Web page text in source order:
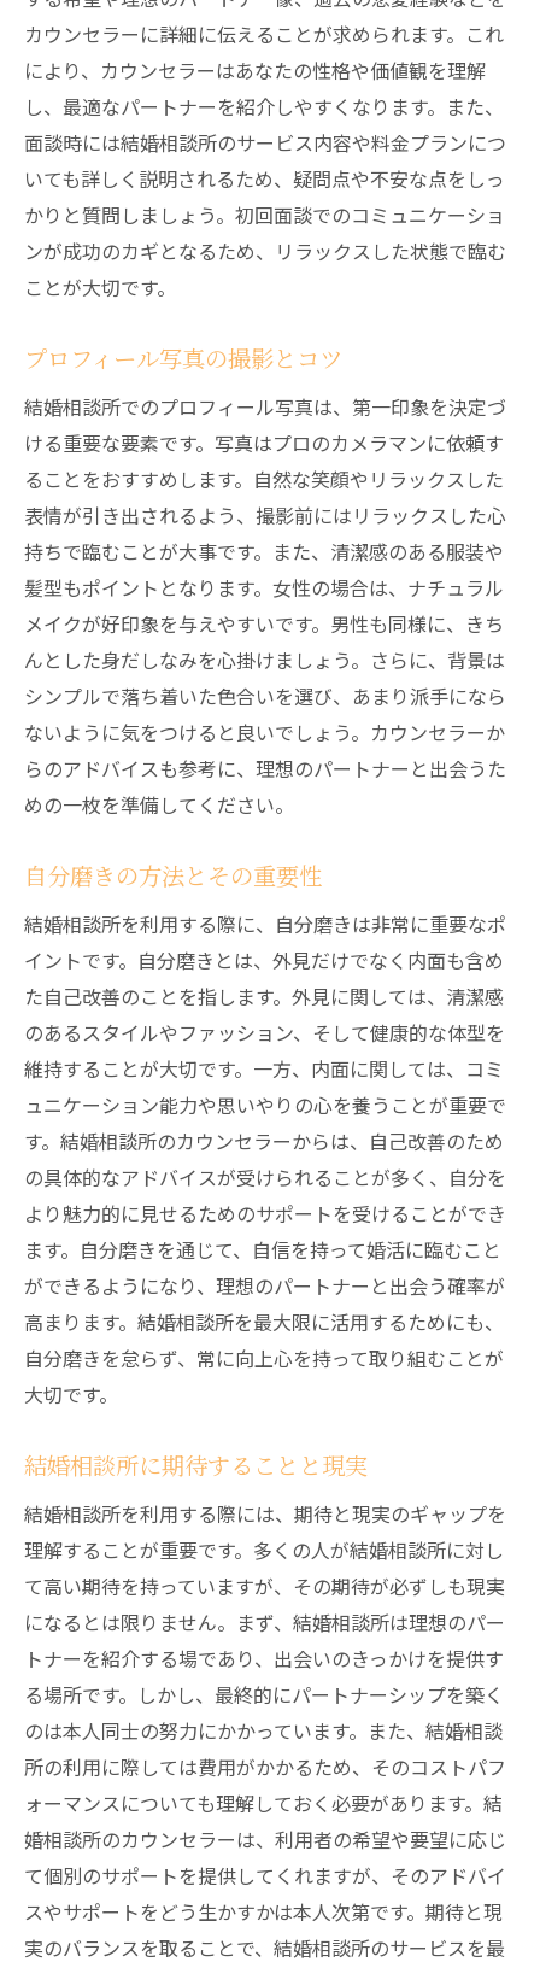
カウンセラーに詳細に伝えることが求められます。これ
により、カウンセラーはあなたの性格や価値観を理解
し、最適なパートナーを紹介しやすくなります。また、
面談時には結婚相談所のサービス内容や料金プランにつ
いても詳しく説明されるため、疑問点や不安な点をしっ
かりと質問しましょう。初回面談でのコミュニケーショ
ンが成功のカギとなるため、リラックスした状態で臨む
ことが大切です。
プロフィール写真の撮影とコツ
結婚相談所でのプロフィール写真は、第一印象を決定づ
ける重要な要素です。写真はプロのカメラマンに依頼す
ることをおすすめします。自然な笑顔やリラックスした
表情が引き出されるよう、撮影前にはリラックスした心
持ちで臨むことが大事です。また、清潔感のある服装や
髪型もポイントとなります。女性の場合は、ナチュラル
メイクが好印象を与えやすいです。男性も同様に、きち
んとした身だしなみを心掛けましょう。さらに、背景は
シンプルで落ち着いた色合いを選び、あまり派手になら
ないように気をつけると良いでしょう。カウンセラーか
らのアドバイスも参考に、理想のパートナーと出会うた
めの一枚を準備してください。
自分磨きの方法とその重要性
結婚相談所を利用する際に、自分磨きは非常に重要なポ
イントです。自分磨きとは、外見だけでなく内面も含め
た自己改善のことを指します。外見に関しては、清潔感
のあるスタイルやファッション、そして健康的な体型を
維持することが大切です。一方、内面に関しては、コミ
ュニケーション能力や思いやりの心を養うことが重要で
す。結婚相談所のカウンセラーからは、自己改善のため
の具体的なアドバイスが受けられることが多く、自分を
より魅力的に見せるためのサポートを受けることができ
ます。自分磨きを通じて、自信を持って婚活に臨むこと
ができるようになり、理想のパートナーと出会う確率が
高まります。結婚相談所を最大限に活用するためにも、
自分磨きを怠らず、常に向上心を持って取り組むことが
大切です。
結婚相談所に期待することと現実
結婚相談所を利用する際には、期待と現実のギャップを
理解することが重要です。多くの人が結婚相談所に対し
て高い期待を持っていますが、その期待が必ずしも現実
になるとは限りません。まず、結婚相談所は理想のパー
トナーを紹介する場であり、出会いのきっかけを提供す
る場所です。しかし、最終的にパートナーシップを築く
のは本人同士の努力にかかっています。また、結婚相談
所の利用に際しては費用がかかるため、そのコストパフ
ォーマンスについても理解しておく必要があります。結
婚相談所のカウンセラーは、利用者の希望や要望に応じ
て個別のサポートを提供してくれますが、そのアドバイ
スやサポートをどう生かすかは本人次第です。期待と現
実のバランスを取ることで、結婚相談所のサービスを最